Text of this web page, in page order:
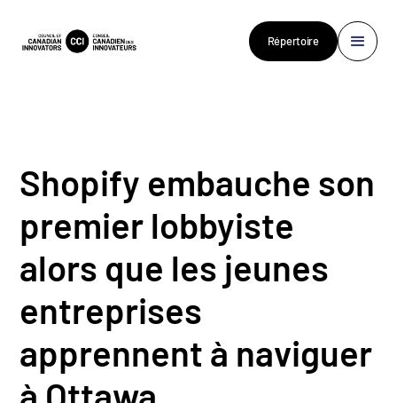
Répertoire
Shopify embauche son
premier lobbyiste
alors que les jeunes
entreprises
apprennent à naviguer